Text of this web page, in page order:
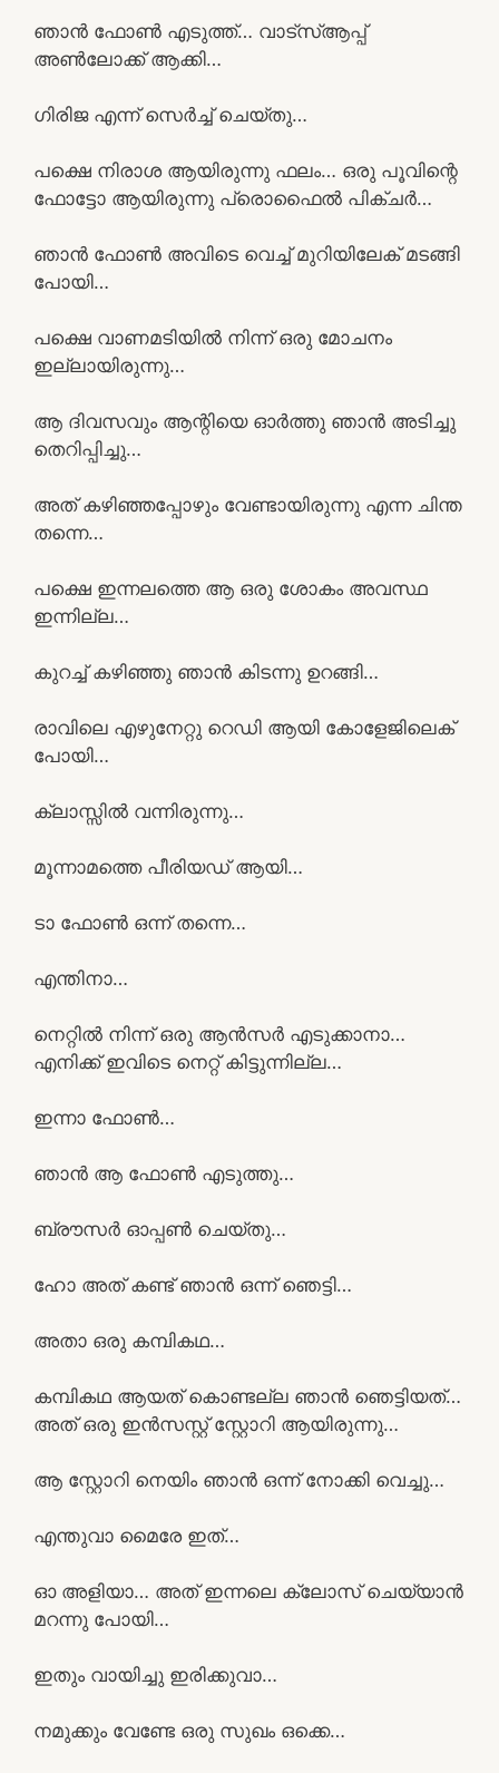
ഞാൻ ഫോൺ എടുത്ത്… വാട്സ്ആപ്പ്
അൺലോക്ക് ആക്കി…
ഗിരിജ എന്ന് സെർച്ച്‌ ചെയ്തു…
പക്ഷെ നിരാശ ആയിരുന്നു ഫലം… ഒരു പൂവിന്റെ
ഫോട്ടോ ആയിരുന്നു പ്രൊഫൈൽ പിക്ചർ…
ഞാൻ ഫോൺ അവിടെ വെച്ച് മുറിയിലേക് മടങ്ങി
പോയി…
പക്ഷെ വാണമടിയിൽ നിന്ന് ഒരു മോചനം
ഇല്ലായിരുന്നു…
ആ ദിവസവും ആന്റിയെ ഓർത്തു ഞാൻ അടിച്ചു
തെറിപ്പിച്ചു…
അത് കഴിഞ്ഞപ്പോഴും വേണ്ടായിരുന്നു എന്ന ചിന്ത
തന്നെ…
പക്ഷെ ഇന്നലത്തെ ആ ഒരു ശോകം അവസ്ഥ
ഇന്നില്ല…
കുറച്ച് കഴിഞ്ഞു ഞാൻ കിടന്നു ഉറങ്ങി…
രാവിലെ എഴുനേറ്റു റെഡി ആയി കോളേജിലെക്
പോയി…
ക്ലാസ്സിൽ വന്നിരുന്നു…
മൂന്നാമത്തെ പീരിയഡ് ആയി…
ടാ ഫോൺ ഒന്ന് തന്നെ…
എന്തിനാ…
നെറ്റിൽ നിന്ന് ഒരു ആൻസർ എടുക്കാനാ…
എനിക്ക് ഇവിടെ നെറ്റ് കിട്ടുന്നില്ല…
ഇന്നാ ഫോൺ…
ഞാൻ ആ ഫോൺ എടുത്തു…
ബ്രൗസർ ഓപ്പൺ ചെയ്തു…
ഹോ അത് കണ്ട് ഞാൻ ഒന്ന് ഞെട്ടി…
അതാ ഒരു കമ്പികഥ…
കമ്പികഥ ആയത് കൊണ്ടല്ല ഞാൻ ഞെട്ടിയത്…
അത് ഒരു ഇൻസസ്റ്റ് സ്റ്റോറി ആയിരുന്നു…
ആ സ്റ്റോറി നെയിം ഞാൻ ഒന്ന് നോക്കി വെച്ചു…
എന്തുവാ മൈരേ ഇത്…
ഓ അളിയാ… അത് ഇന്നലെ ക്ലോസ് ചെയ്യാൻ
മറന്നു പോയി…
ഇതും വായിച്ചു ഇരിക്കുവാ…
നമുക്കും വേണ്ടേ ഒരു സുഖം ഒക്കെ…